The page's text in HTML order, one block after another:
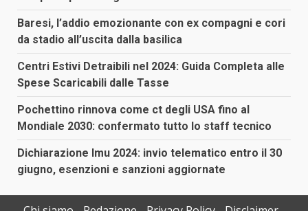
Baresi, l’addio emozionante con ex compagni e cori
da stadio all’uscita dalla basilica
Centri Estivi Detraibili nel 2024: Guida Completa alle
Spese Scaricabili dalle Tasse
Pochettino rinnova come ct degli USA fino al
Mondiale 2030: confermato tutto lo staff tecnico
Dichiarazione Imu 2024: invio telematico entro il 30
giugno, esenzioni e sanzioni aggiornate